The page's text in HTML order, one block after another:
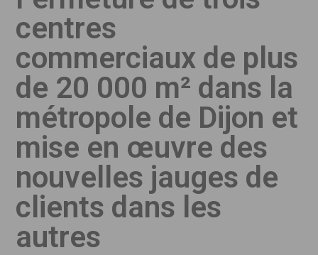
centres
commerciaux de plus
de 20 000 m² dans la
métropole de Dijon et
mise en œuvre des
nouvelles jauges de
clients dans les
autres